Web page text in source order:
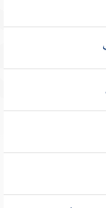
لا يفسخ به